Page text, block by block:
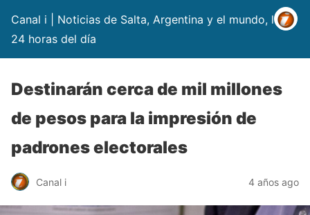
Canal i | Noticias de Salta, Argentina y el mundo, las
24 horas del día
Destinarán cerca de mil millones
de pesos para la impresión de
padrones electorales
Canal i 4 años ago